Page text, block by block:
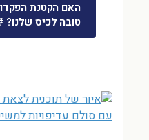
האם הקטנת
טובה לכיס שלנו?